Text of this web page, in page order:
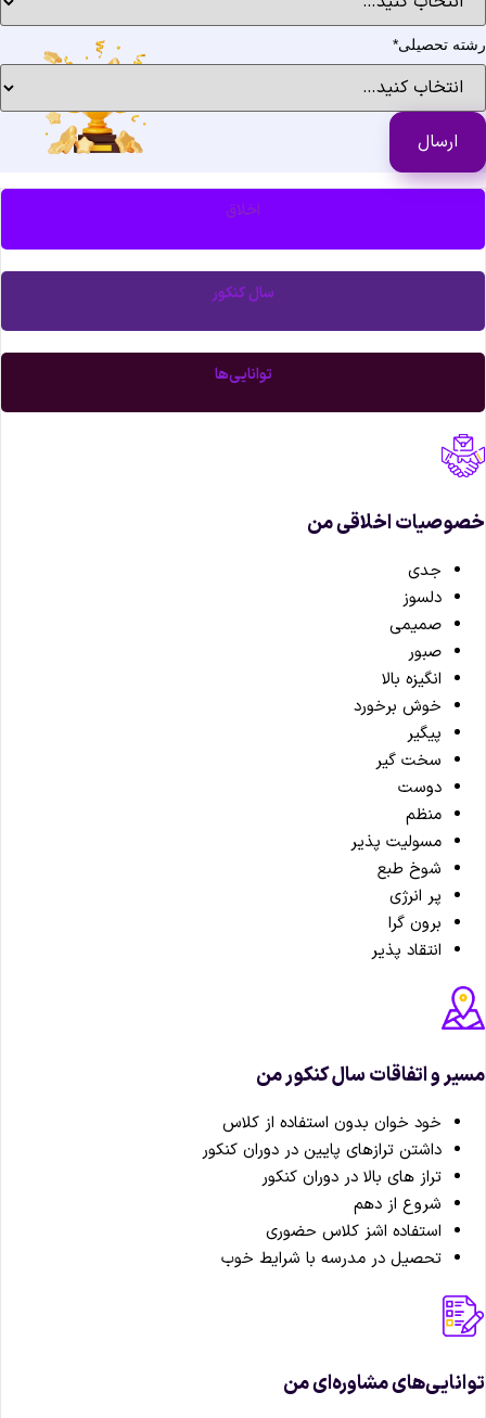
تحصیلی*
اخلاق
سال کنکور
توانایی‌ها
اخلاقی من
جدی
دلسوز
صمیمی
صبور
انگیزه بالا
خوش برخورد
پیگیر
سخت گیر
دوست
منظم
مسولیت پذیر
شوخ طبع
پر انرژی
برون گرا
انتقاد پذیر
و اتفاقات سال کنکور من
خود خوان بدون استفاده از کلاس
داشتن ترازهای پایین در دوران کنکور
تراز های بالا در دوران کنکور
شروع از دهم
استفاده اشز کلاس حضوری
تحصیل در مدرسه با شرایط خوب
مشاوره‌ای من